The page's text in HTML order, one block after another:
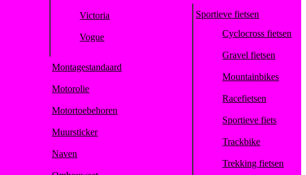
Victoria
Vogue
Montagestandaard
Motorolie
Motortoebehoren
Muursticker
Naven
Sportieve fietsen
Cyclocross fietsen
Gravel fietsen
Mountainbikes
Racefietsen
Sportieve fiets
Trackbike
Trekking fietsen